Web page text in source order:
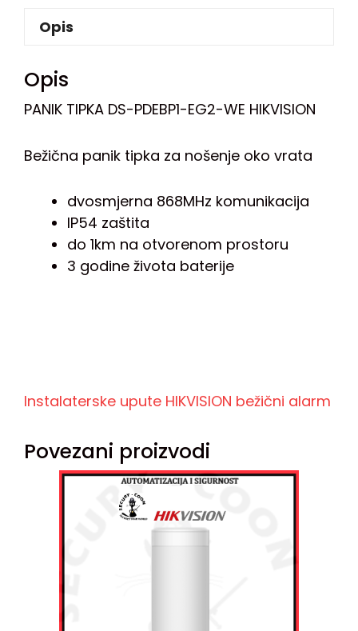
Opis
Opis
PANIK TIPKA DS-PDEBP1-EG2-WE HIKVISION
Bežična panik tipka za nošenje oko vrata
dvosmjerna 868MHz komunikacija
IP54 zaštita
do 1km na otvorenom prostoru
3 godine života baterije
Instalaterske upute HIKVISION bežični alarm
Povezani proizvodi